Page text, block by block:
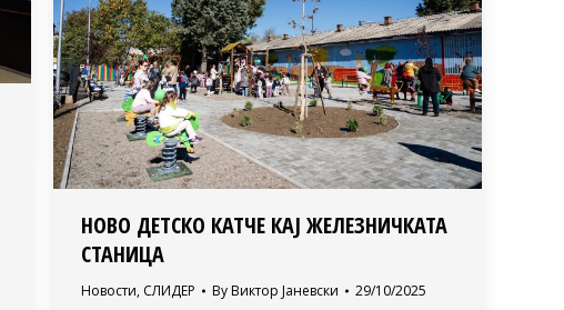
НОВО ДЕТСКО КАТЧЕ КАЈ ЖЕЛЕЗНИЧКАТА
СТАНИЦА
Новости, СЛИДЕР By Виктор Јаневски 29/10/2025